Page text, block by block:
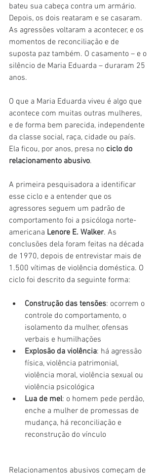
bateu sua cabeça contra um armário.
Depois, os dois reataram e se casaram.
As agressões voltaram a acontecer, e os
momentos de reconciliação e de
suposta paz também. O casamento – e o
silêncio de Maria Eduarda – duraram 25
anos.
O que a Maria Eduarda viveu é algo que
acontece com muitas outras mulheres,
e de forma bem parecida, independente
da classe social, raça, cidade ou país.
Ela ficou, por anos, presa no ciclo do
relacionamento abusivo.
A primeira pesquisadora a identificar
esse ciclo e a entender que os
agressores seguem um padrão de
comportamento foi a psicóloga norte-
americana Lenore E. Walker. As
conclusões dela foram feitas na década
de 1970, depois de entrevistar mais de
1.500 vítimas de violência doméstica. O
ciclo foi descrito da seguinte forma:
Construção das tensões: ocorrem o
controle do comportamento, o
isolamento da mulher, ofensas
verbais e humilhações
Explosão da violência: há agressão
física, violência patrimonial,
violência moral, violência sexual ou
violência psicológica
Lua de mel: o homem pede perdão,
enche a mulher de promessas de
mudança, há reconciliação e
reconstrução do vínculo
Relacionamentos abusivos começam de